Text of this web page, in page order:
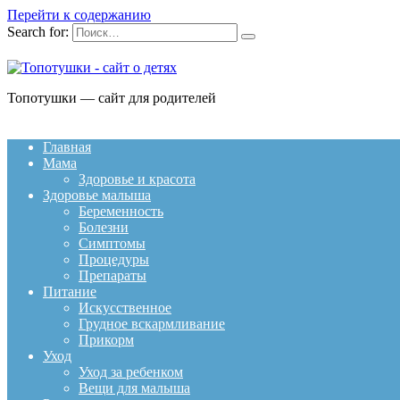
Перейти к содержанию
Search for:
Топотушки — сайт для родителей
Главная
Мама
Здоровье и красота
Здоровье малыша
Беременность
Болезни
Симптомы
Процедуры
Препараты
Питание
Искусственное
Грудное вскармливание
Прикорм
Уход
Уход за ребенком
Вещи для малыша